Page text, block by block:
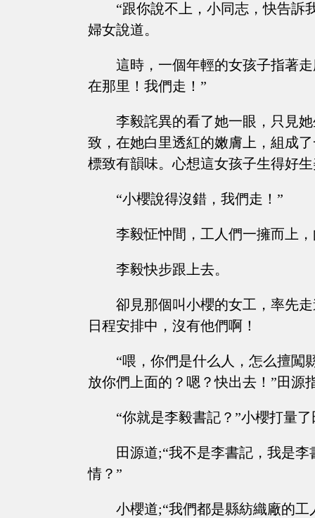
“跟你說不上，小同志，快告訴
婦女說道。
這時，一個年輕的女孩子指著
在那里！我們走！”
李毅詫異的看了她一眼，只見
致，在她白里透紅的嫩膚上，組成
標致有韻味。心想這女孩子生得好
“小櫻說得沒錯，我們走！”
李毅怔忡間，工人們一擁而上
李毅快步跟上去。
卻見那個叫小櫻的女工，率先
日程安排中，沒有他們啊！
“喂，你們是什么人，怎么擅闖
放你們上面的？嗯？快出去！”田源
“你就是李毅書記？”小櫻打量
田源道;“我不是李書記，我是
情？”
小櫻道;“我們都是縣紡織廠的